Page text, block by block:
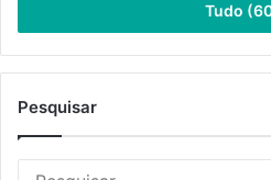
Tudo
Pesquisar